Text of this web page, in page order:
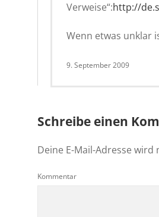
Verweise“:http://
Wenn etwas unklar
9. September 2009
Schreibe einen
Deine E-Mail-Adresse
Kommentar